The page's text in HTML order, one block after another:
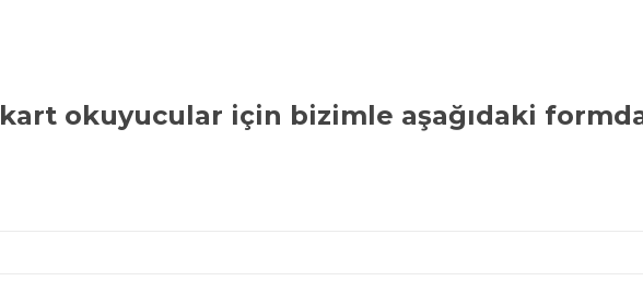
okuyucular için bizimle aşağıdaki